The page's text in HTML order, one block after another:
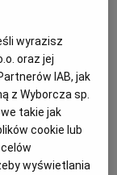
dla
Saniego. Teraz
w nowo
Z nami
na słynne
wyrazisz
oraz jej
IAB, jak
z Wyborcza sp.
takie jak
cookie lub
wyświetlania